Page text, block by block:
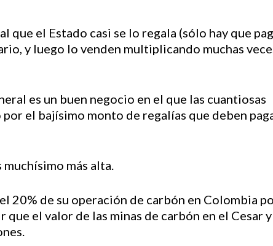
el Estado casi se lo regala (sólo hay que
y luego lo venden multiplicando muchas
es un buen negocio en el que las cuantiosas
el bajísimo monto de regalías que deben
más alta.
20% de su operación de carbón en Colombia
el valor de las minas de carbón en el Cesar